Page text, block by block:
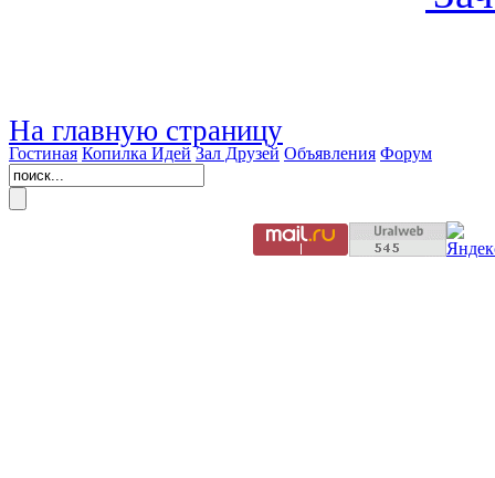
На главную страницу
Гостиная Копилка Идей Зал Друзей Объявления Форум